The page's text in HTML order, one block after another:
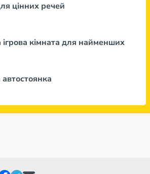
цінних речей
кімната для найменших